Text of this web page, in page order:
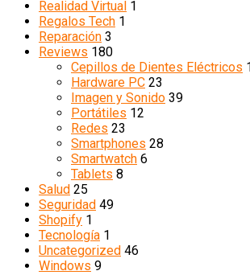
Realidad Virtual 1
Regalos Tech 1
Reparación 3
Reviews 180
Cepillos de Dientes Eléctricos 1
Hardware PC 23
Imagen y Sonido 39
Portátiles 12
Redes 23
Smartphones 28
Smartwatch 6
Tablets 8
Salud 25
Seguridad 49
Shopify 1
Tecnología 1
Uncategorized 46
Windows 9